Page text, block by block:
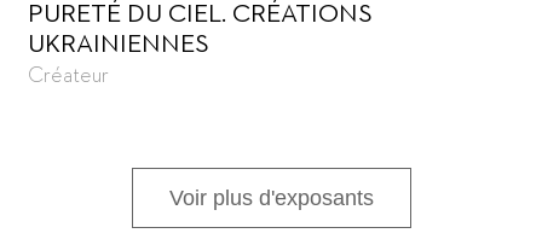
PURETÉ DU CIEL. CRÉATIONS
UKRAINIENNES
Créateur
Voir plus d'exposants